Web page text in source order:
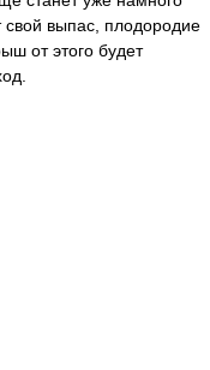
выпас, плодородие
от этого будет